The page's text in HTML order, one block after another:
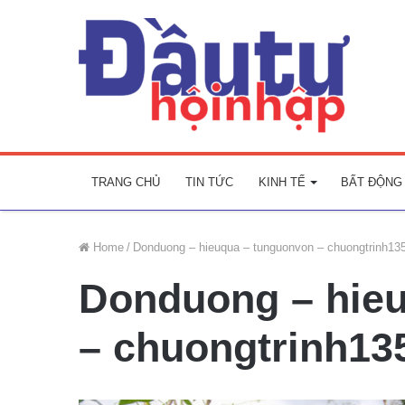
TRANG CHỦ TIN TỨC KINH TẾ BẤT
Home / Donduong – hieuqua – tunguonvon –
Donduong –
–